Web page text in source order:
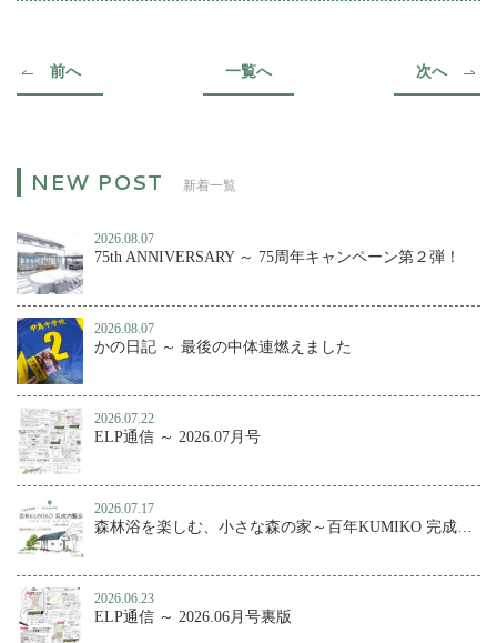
前へ 一覧へ 次へ
新着一覧
2026.08.07
75th ANNIVERSARY ～ 75周年キャンペーン第２弾！
2026.08.07
かの日記 ～ 最後の中体連燃えました
2026.07.22
ELP通信 ～ 2026.07月号
2026.07.17
2026.06.23
ELP通信 ～ 2026.06月号裏版